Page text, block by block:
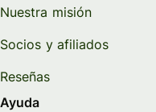
Nuestra misión
Socios y afiliados
Reseñas
Ayuda